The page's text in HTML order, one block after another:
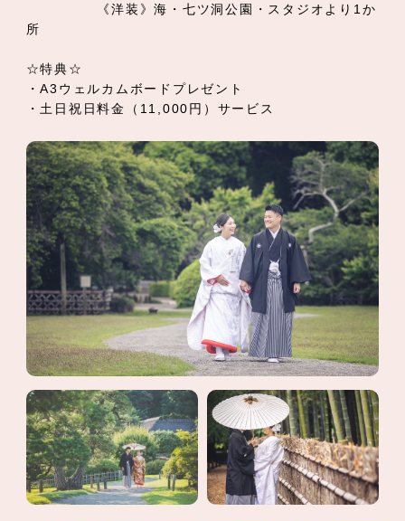
《洋装》海・七ツ洞公園・スタジオより1か
所
☆特典☆
・A3ウェルカムボードプレゼント
・土日祝日料金（11,000円）サービス